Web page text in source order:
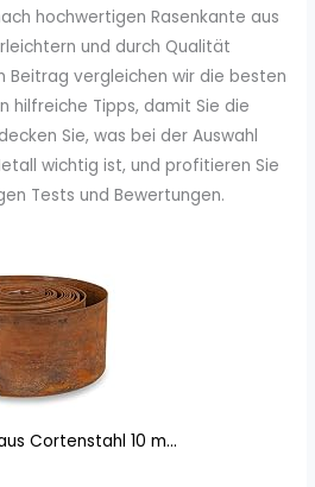
hochwertigen Rasenkante aus
und durch Qualität
Beitrag vergleichen wir die besten
hilfreiche Tipps, damit Sie die
Sie, was bei der Auswahl
wichtig ist, und profitieren Sie
Tests und Bewertungen.
Cortenstahl 10 m...